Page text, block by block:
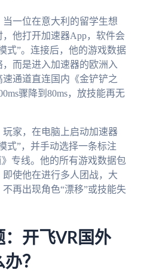
一位在意大利的留学生想
他打开加速器App，软件会
式”。连接后，他的游戏数据
而是进入加速器的欧洲入
通道直连国内《金铲铲之
骤降到80ms，放技能再无
家，在电脑上启动加速器
式”，并手动选择一条标注
专线。他的所有游戏数据包
使他在进行多人团战，大
再出现角色“漂移”或技能失
：开飞VR国外
？